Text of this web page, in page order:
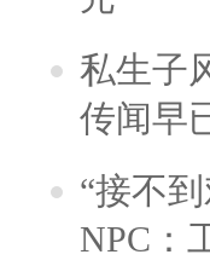
私生子
传闻早
“接不
NPC：